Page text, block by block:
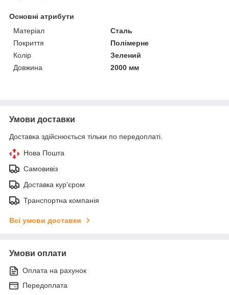
Основні атрибути
Матеріал
Сталь
Покриття
Полімерне
Колір
Зелений
Довжина
2000 мм
Умови доставки
Доставка здійснюється тільки по передоплаті.
Нова Пошта
Самовивіз
Доставка кур'єром
Транспортна компанія
Всі умови доставки
Умови оплати
Оплата на рахунок
Передоплата